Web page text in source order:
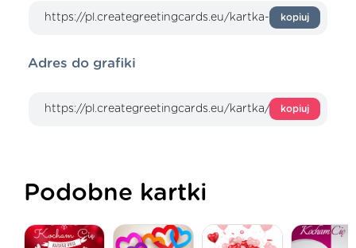
kopiuj
Adres do grafiki
kopiuj
Podobne kartki